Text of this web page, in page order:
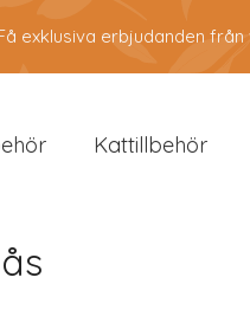
exklusiva erbjudanden
Kattillbehör